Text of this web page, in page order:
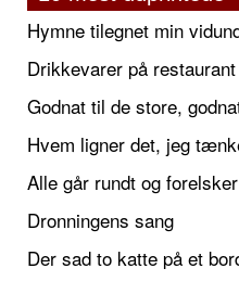
Hymne tilegnet min
Drikkevarer på restaurant
Godnat til de store,
Hvem ligner det, jeg
Alle går rundt og
Dronningens sang
Der sad to katte på et